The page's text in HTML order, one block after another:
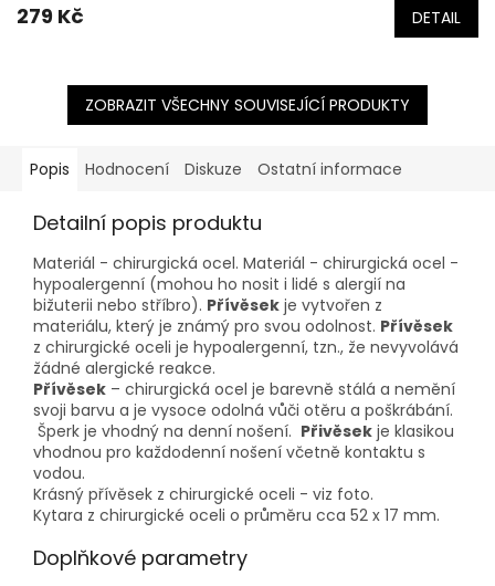
279 Kč DETAIL
ZOBRAZIT VŠECHNY SOUVISEJÍCÍ PRODUKTY
Popis Hodnocení Diskuze Ostatní informace
Detailní popis produktu
Materiál - chirurgická ocel. Materiál - chirurgická ocel -
hypoalergenní (mohou ho nosit i lidé s alergií na
bižuterii nebo stříbro). Přívěsek je vytvořen z
materiálu, který je známý pro svou odolnost. Přívěsek
z chirurgické oceli je hypoalergenní, tzn., že nevyvolává
žádné alergické reakce.
Přívěsek – chirurgická ocel je barevně stálá a nemění
svoji barvu a je vysoce odolná vůči otěru a poškrábání.
Šperk je vhodný na denní nošení. Přivěsek je klasikou
vhodnou pro každodenní nošení včetně kontaktu s
vodou.
Krásný přívěsek z chirurgické oceli - viz foto.
Kytara z chirurgické oceli o průměru cca 52 x 17 mm.
Doplňkové parametry